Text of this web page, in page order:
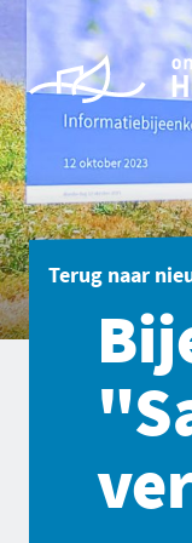
Terug naar